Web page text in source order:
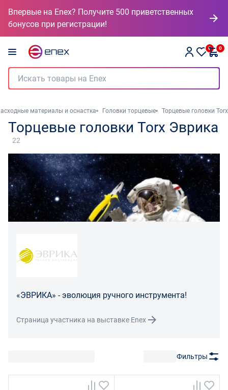
Впервые на Enex? Получите 500 приветственных
бонусов при регистрации!
0 0
материалы и оснастка Головки торцевые Торцевые головки Torx
Торцевые головки Torx Эврика
22
«ЭВРИКА» - эволюция ручного инструмента!
Страница участника на выставке Enex
Фильтры